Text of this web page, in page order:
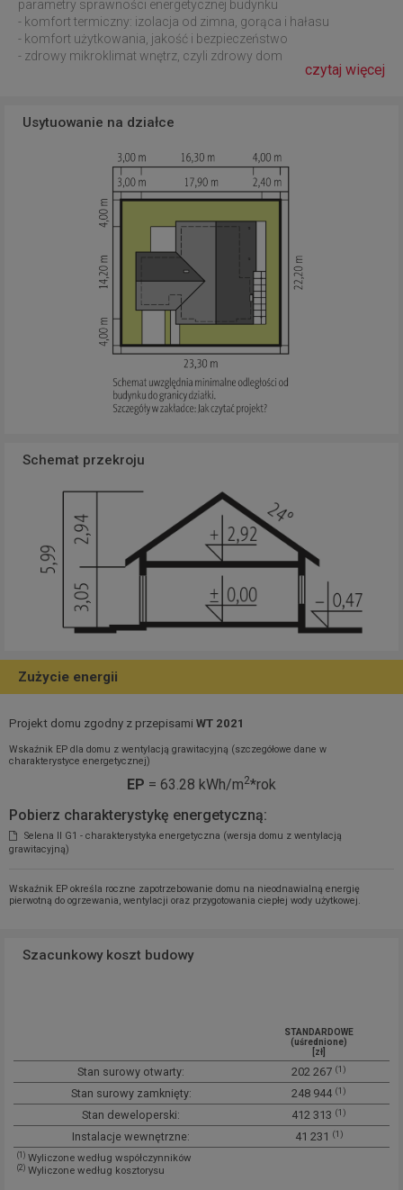
parametry sprawności energetycznej budynku
- komfort termiczny: izolacja od zimna, gorąca i hałasu
- komfort użytkowania, jakość i bezpieczeństwo
- zdrowy mikroklimat wnętrz, czyli zdrowy dom
czytaj więcej
Usytuowanie na działce
Schemat przekroju
Zużycie energii
Projekt domu zgodny z przepisami WT 2021
Wskaźnik EP dla domu z wentylacją grawitacyjną (szczegółowe dane w
charakterystyce energetycznej)
EP = 63.28 kWh/m2*rok
Pobierz charakterystykę energetyczną:
Selena II G1 - charakterystyka energetyczna (wersja domu z wentylacją
grawitacyjną)
Wskaźnik EP określa roczne zapotrzebowanie domu na nieodnawialną energię
pierwotną do ogrzewania, wentylacji oraz przygotowania ciepłej wody użytkowej.
Szacunkowy koszt budowy
STANDARDOWE
(uśrednione)
[zł]
Stan surowy otwarty: 202 267 (1)
Stan surowy zamknięty: 248 944 (1)
Stan deweloperski: 412 313 (1)
Instalacje wewnętrzne: 41 231 (1)
(1) Wyliczone według współczynników
(2) Wyliczone według kosztorysu